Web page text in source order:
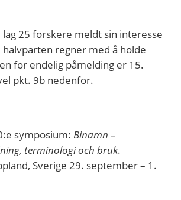
25 forskere meldt sin interesse
regner med å holde
for endelig påmelding er 15.
pkt. 9b nedenfor.
symposium: Binamn –
terminologi och bruk.
Sverige 29. september – 1.